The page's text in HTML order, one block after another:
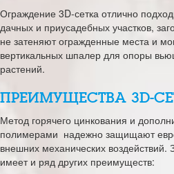
Ограждение 3D-сетка отлично
дачных и приусадебных участков,
не затеняют огражденные места и
вертикальных шпалер для опоры
растений.
ПРЕИМУЩЕСТВА 3D-
Метод горячего цинкования и
полимерами надежно защищают
внешних механических воздействий.
имеет и ряд других преимуществ: